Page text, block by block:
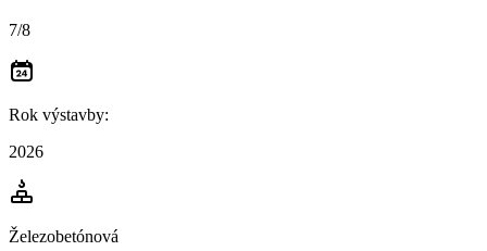
7/8
Rok výstavby:
2026
Železobetónová